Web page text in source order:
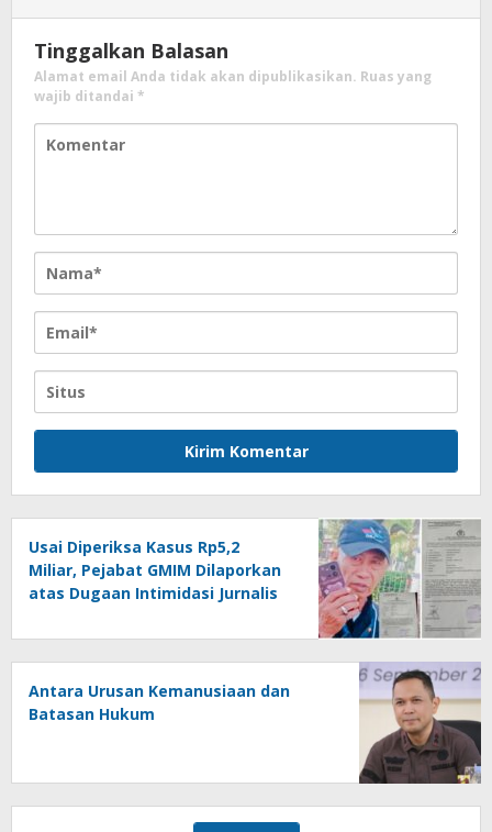
Tinggalkan Balasan
Alamat email Anda tidak akan dipublikasikan. Ruas yang
wajib ditandai *
Usai Diperiksa Kasus Rp5,2
Miliar, Pejabat GMIM Dilaporkan
atas Dugaan Intimidasi Jurnalis
Antara Urusan Kemanusiaan dan
Batasan Hukum